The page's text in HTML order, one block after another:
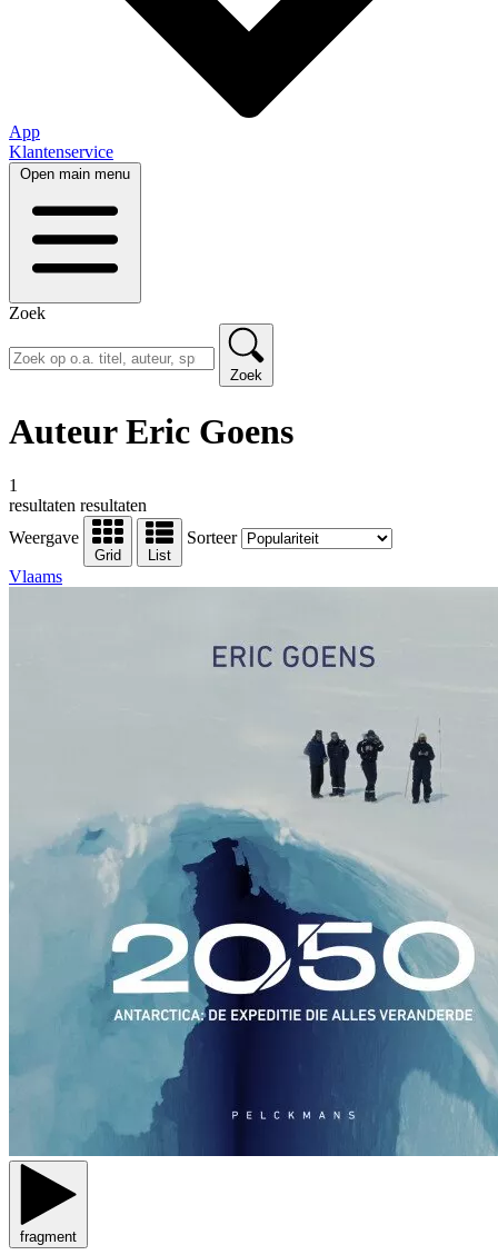
App
Klantenservice
Open main menu
Zoek
Zoek
Auteur Eric Goens
1
resultaten resultaten
Weergave
Grid List
Sorteer
Vlaams
fragment